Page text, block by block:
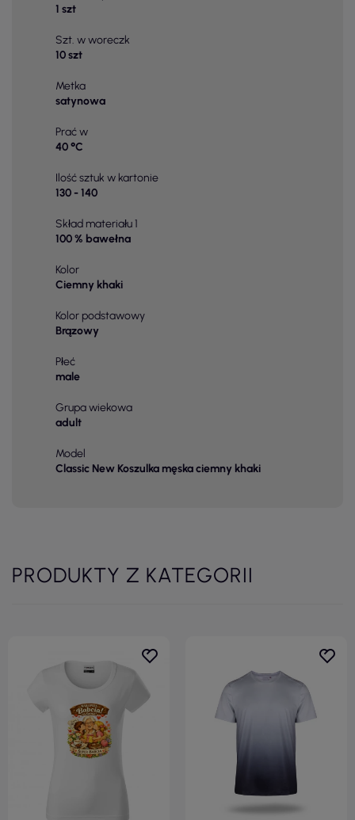
1 szt
Szt. w woreczk
10 szt
Metka
satynowa
Prać w
40 °C
Ilość sztuk w kartonie
130 - 140
Skład materiału 1
100 % bawełna
Kolor
Ciemny khaki
Kolor podstawowy
Brązowy
Płeć
male
Grupa wiekowa
adult
Model
Classic New Koszulka męska ciemny khaki
PRODUKTY Z KATEGORII